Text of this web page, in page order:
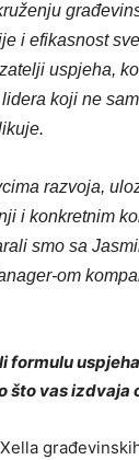
i efikasnost
uspjeha,
koji ne
razvoja,
i konkretnim
smo sa
om
formulu
što vas izdvaja